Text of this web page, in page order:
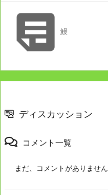
鰻
ディスカッション
コメント一覧
まだ、コメントがありません